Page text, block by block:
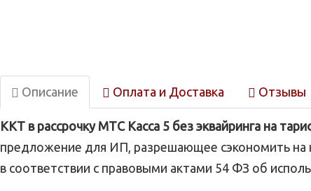
Описание Оплата и Доставка Отзывы
ККТ в рассрочку МТС Касса 5 без эквайринга на
предложение для ИП, разрешающее сэкономить на
в соответствии с правовыми актами 54 ФЗ об